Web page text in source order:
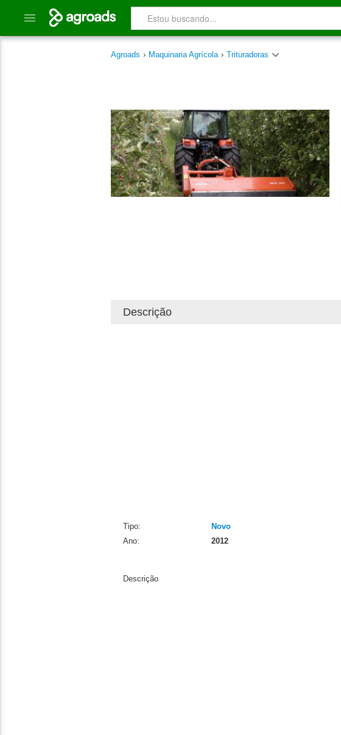
Agroads › Maquinaria Agrícola › Trituradoras
Descrição
Tipo:
Novo
Ano:
2012
Descrição